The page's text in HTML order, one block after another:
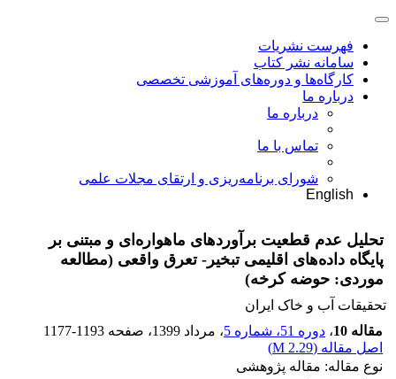
فهرست نشریات
سامانه نشر کتاب
کارگاه‌ها و دوره‌های آموزشی تخصصی
درباره ما
درباره ما
تماس با ما
شورای برنامه‌ریزی و ارتقای مجلات علمی
English
تحلیل عدم قطعیت برآوردهای ماهواره‌ای و مبتنی بر
پایگاه داده‌های اقلیمی تبخیر- تعرق واقعی (مطالعه
موردی: حوضه کرخه)
تحقیقات آب و خاک ایران
مقاله 10
، دوره 51، شماره 5 ، مرداد 1399 ، صفحه 1177-1193
اصل مقاله (2.29 M
)
نوع مقاله: مقاله پژوهشی